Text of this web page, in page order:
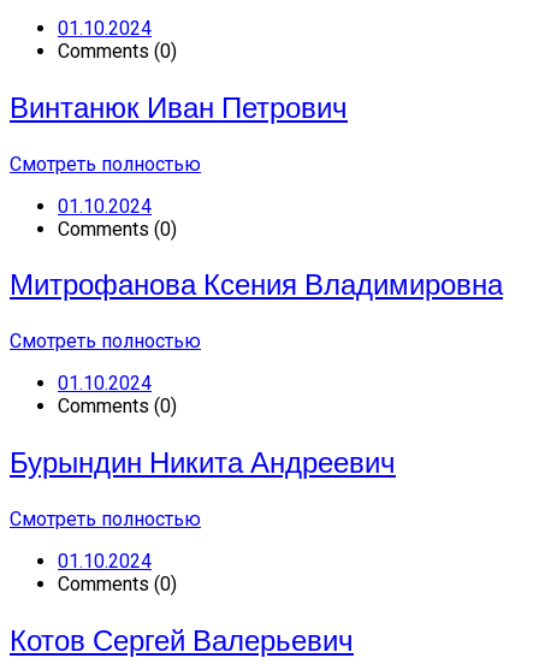
01.10.2024
Comments (0)
Винтанюк Иван Петрович
Смотреть полностью
01.10.2024
Comments (0)
Митрофанова Ксения Владимировна
Смотреть полностью
01.10.2024
Comments (0)
Бурындин Никита Андреевич
Смотреть полностью
01.10.2024
Comments (0)
Котов Сергей Валерьевич